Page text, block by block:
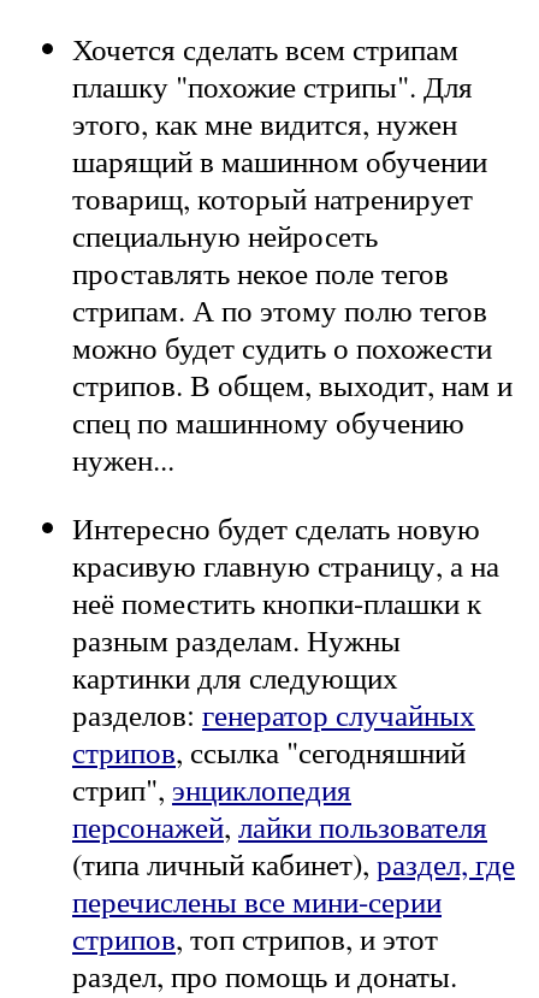
Хочется сделать всем стрипам
плашку "похожие стрипы". Для
этого, как мне видится, нужен
шарящий в машинном обучении
товарищ, который натренирует
специальную нейросеть
проставлять некое поле тегов
стрипам. А по этому полю тегов
можно будет судить о похожести
стрипов. В общем, выходит, нам и
спец по машинному обучению
нужен...
Интересно будет сделать новую
красивую главную страницу, а на
неё поместить кнопки-плашки к
разным разделам. Нужны
картинки для следующих
разделов: генератор случайных
стрипов, ссылка "сегодняшний
стрип", энциклопедия
персонажей, лайки пользователя
(типа личный кабинет), раздел, где
перечислены все мини-серии
стрипов, топ стрипов, и этот
раздел, про помощь и донаты.